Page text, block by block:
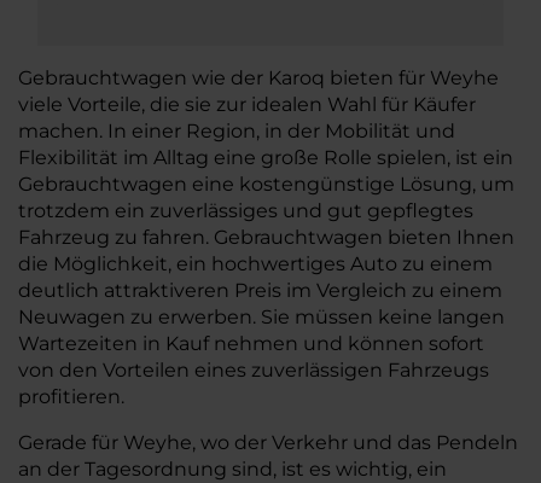
Gebrauchtwagen wie der Karoq bieten für Weyhe
viele Vorteile, die sie zur idealen Wahl für Käufer
machen. In einer Region, in der Mobilität und
Flexibilität im Alltag eine große Rolle spielen, ist ein
Gebrauchtwagen eine kostengünstige Lösung, um
trotzdem ein zuverlässiges und gut gepflegtes
Fahrzeug zu fahren. Gebrauchtwagen bieten Ihnen
die Möglichkeit, ein hochwertiges Auto zu einem
deutlich attraktiveren Preis im Vergleich zu einem
Neuwagen zu erwerben. Sie müssen keine langen
Wartezeiten in Kauf nehmen und können sofort
von den Vorteilen eines zuverlässigen Fahrzeugs
profitieren.
Gerade für Weyhe, wo der Verkehr und das Pendeln
an der Tagesordnung sind, ist es wichtig, ein